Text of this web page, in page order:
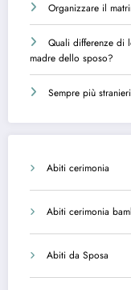
Organizzare il
Quali differenze di
madre dello sposo?
Sempre più
Abiti cerimonia
Abiti cerimonia
Abiti da Sposa